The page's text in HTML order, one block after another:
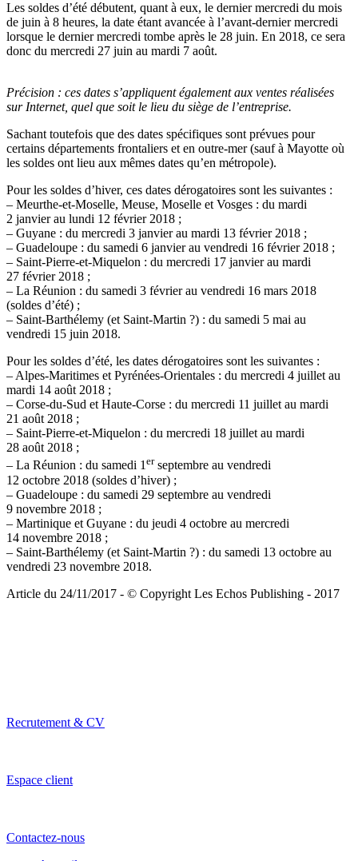
Les soldes d’été débutent, quant à eux, le dernier mercredi du mois
de juin à 8 heures, la date étant avancée à l’avant-dernier mercredi
lorsque le dernier mercredi tombe après le 28 juin. En 2018, ce sera
donc du mercredi 27 juin au mardi 7 août.
Précision : ces dates s’appliquent également aux ventes réalisées
sur Internet, quel que soit le lieu du siège de l’entreprise.
Sachant toutefois que des dates spécifiques sont prévues pour
certains départements frontaliers et en outre-mer (sauf à Mayotte où
les soldes ont lieu aux mêmes dates qu’en métropole).
Pour les soldes d’hiver, ces dates dérogatoires sont les suivantes :
– Meurthe-et-Moselle, Meuse, Moselle et Vosges : du mardi
2 janvier au lundi 12 février 2018 ;
– Guyane : du mercredi 3 janvier au mardi 13 février 2018 ;
– Guadeloupe : du samedi 6 janvier au vendredi 16 février 2018 ;
– Saint-Pierre-et-Miquelon : du mercredi 17 janvier au mardi
27 février 2018 ;
– La Réunion : du samedi 3 février au vendredi 16 mars 2018
(soldes d’été) ;
– Saint-Barthélemy (et Saint-Martin ?) : du samedi 5 mai au
vendredi 15 juin 2018.
Pour les soldes d’été, les dates dérogatoires sont les suivantes :
– Alpes-Maritimes et Pyrénées-Orientales : du mercredi 4 juillet au
mardi 14 août 2018 ;
– Corse-du-Sud et Haute-Corse : du mercredi 11 juillet au mardi
21 août 2018 ;
– Saint-Pierre-et-Miquelon : du mercredi 18 juillet au mardi
28 août 2018 ;
– La Réunion : du samedi 1erseptembre au vendredi
12 octobre 2018 (soldes d’hiver) ;
– Guadeloupe : du samedi 29 septembre au vendredi
9 novembre 2018 ;
– Martinique et Guyane : du jeudi 4 octobre au mercredi
14 novembre 2018 ;
– Saint-Barthélemy (et Saint-Martin ?) : du samedi 13 octobre au
vendredi 23 novembre 2018.
Article du 24/11/2017 - © Copyright Les Echos Publishing - 2017
Recrutement & CV
Espace client
Contactez-nous